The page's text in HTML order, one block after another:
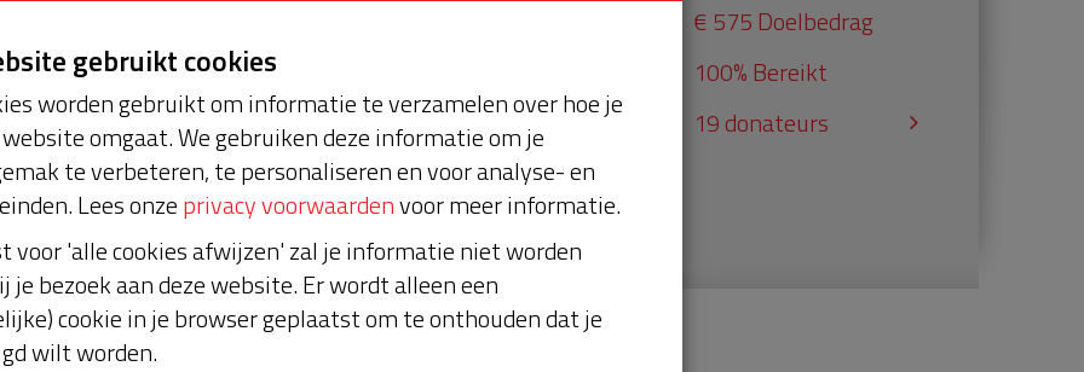
€ 575 Doelbedrag
100% Bereikt
19 donateurs
gebruikt cookies
worden gebruikt om informatie te verzamelen over hoe je
omgaat. We gebruiken deze informatie om je
te verbeteren, te personaliseren en voor analyse- en
Lees onzeprivacy voorwaardenvoor meer informatie.
voor 'alle cookies afwijzen' zal je informatie niet worden
je bezoek aan deze website. Er wordt alleen een
cookie in je browser geplaatst om te onthouden dat je
wilt worden.